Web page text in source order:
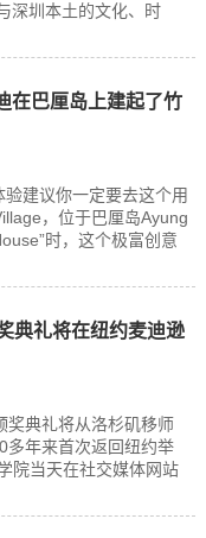
深圳本土的文化、时
在巴厘岛上建起了竹
建议你一定要去这个用
，位于巴厘岛Ayung
时，这个极富创意
典礼将在纽约麦迪逊
奖典礼将从洛杉矶移师
多年来首次返回纽约举
当天在社交媒体网站